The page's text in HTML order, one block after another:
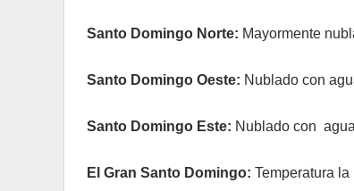
Santo Domingo Norte: Mayormente
Santo Domingo Oeste: Nublado con
Santo Domingo Este: Nublado con
El Gran Santo Domingo: Temperatura la